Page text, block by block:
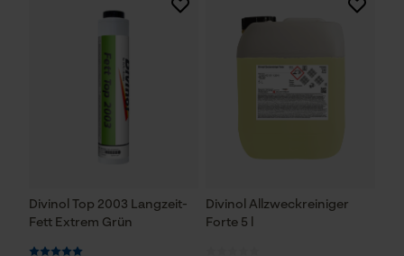
Divinol Top 2003 Langzeit-
Fett Extrem Grün
Divinol Allzweckreiniger
Forte 5 l